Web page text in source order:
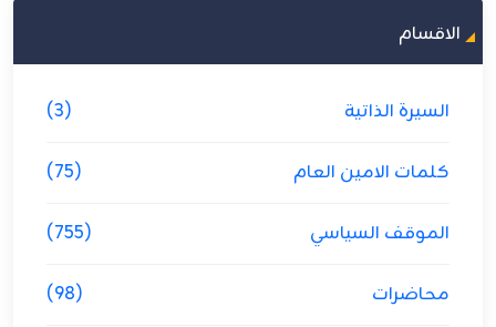
الاقسام
السيرة الذاتية (3)
كلمات الامين العام (75)
الموقف السياسي (755)
محاضرات (98)